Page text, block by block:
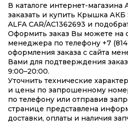
В каталоге интернет-
заказать и купить Крышка АКБ
ALFA CAR/AC1362693 и
Оформить заказ Вы можете на
менеджера по телефону +7
оформления заказа с сайта
Вами для подтверждения
9:00–20:00.
Уточнить технические
и цены по запрошенному
по телефону или отправив
странице представлена
доставки, оплаты и наличия